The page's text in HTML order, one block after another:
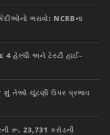
ભરાવો: NCRBના
4 હેલ્ધી અને ટેસ્ટી હાઈ-
શું તેઓ ચૂંટણી ઉપર પ્રભાવ
રૂ. 23,731 કરોડની